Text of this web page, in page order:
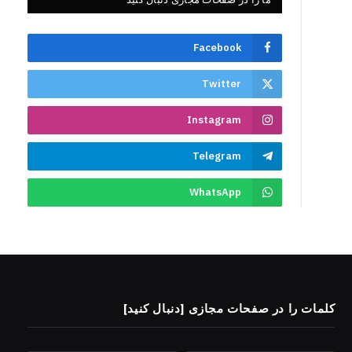
Facebook
Twitter
Instagram
Telegram
WhatsApp
کلمات را در صفحات مجازی [دنبال کنید]